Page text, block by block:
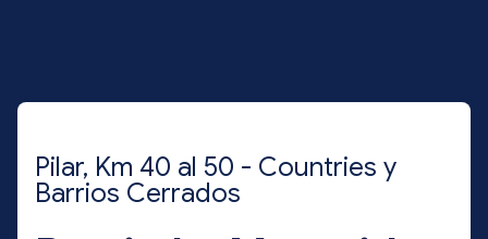
Pilar, Km 40 al 50 - Countries y
Barrios Cerrados